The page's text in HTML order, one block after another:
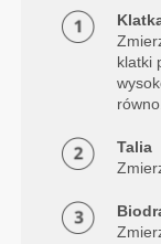
klatki
równo.
Talia